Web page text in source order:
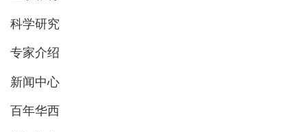
科学研究
专家介绍
新闻中心
百年华西